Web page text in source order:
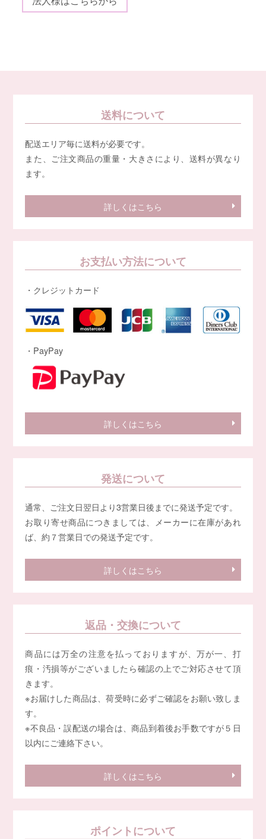
送料について
配送エリア毎に送料が必要です。
また、ご注文商品の重量・大きさにより、送料が異なり
ます。
詳しくはこちら
お支払い方法について
・クレジットカード
・PayPay
詳しくはこちら
発送について
通常、ご注文日翌日より3営業日後までに発送予定です。
お取り寄せ商品につきましては、メーカーに在庫があれ
ば、約７営業日での発送予定です。
詳しくはこちら
返品・交換について
商品には万全の注意を払っておりますが、万が一、打
痕・汚損等がございましたら確認の上でご対応させて頂
きます。
※お届けした商品は、荷受時に必ずご確認をお願い致しま
す。
※不良品・誤配送の場合は、商品到着後お手数ですが５日
以内にご連絡下さい。
詳しくはこちら
ポイントについて